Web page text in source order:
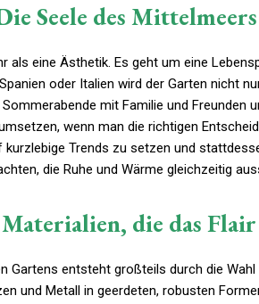
Seele des
als eine Ästhetik. Es geht um eine
oder Italien wird der Garten nicht
mit Familie und Freunden
wenn man die richtigen
kurzlebige Trends zu setzen und
die Ruhe und Wärme gleichzeitig
Materialien, die das
Gartens entsteht großteils durch die
und Metall in geerdeten, robusten